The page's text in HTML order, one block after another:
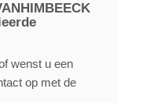
wenst u een
op met de